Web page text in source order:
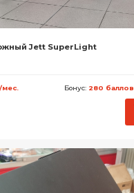
Jett SuperLight
мес. Бонус: 280 баллов